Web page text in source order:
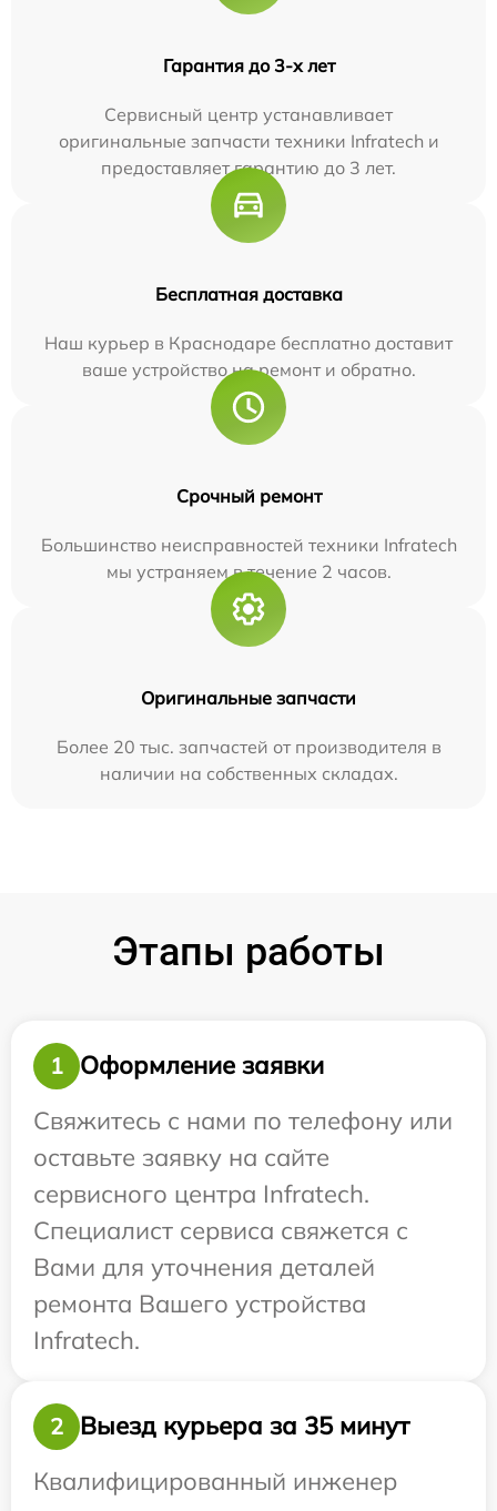
Гарантия до 3-х лет
Сервисный центр устанавливает
оригинальные запчасти техники Infratech и
предоставляет гарантию до 3 лет.
Бесплатная доставка
Наш курьер в Краснодаре бесплатно доставит
ваше устройство на ремонт и обратно.
Срочный ремонт
Большинство неисправностей техники Infratech
мы устраняем в течение 2 часов.
Оригинальные запчасти
Более 20 тыс. запчастей от производителя в
наличии на собственных складах.
Этапы работы
1
Оформление заявки
Свяжитесь с нами по телефону или
оставьте заявку на сайте
сервисного центра Infratech.
Специалист сервиса свяжется с
Вами для уточнения деталей
ремонта Вашего устройства
Infratech.
2
Выезд курьера за 35 минут
Квалифицированный инженер